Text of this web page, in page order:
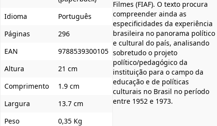
Idioma
Português
Páginas
296
EAN
9788539300105
Altura
21 cm
Comprimento
1.9 cm
Largura
13.7 cm
Peso
0,35 Kg
Filmes (FIAF). O texto procura
compreender ainda as
especificidades da experiência
brasileira no panorama político
e cultural do país, analisando
sobretudo o projeto
político/pedagógico da
instituição para o campo da
educação e de políticas
culturais no Brasil no período
entre 1952 e 1973.